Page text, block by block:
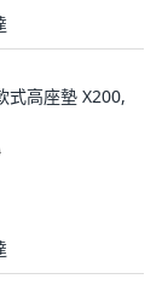
式高座墊 X200,